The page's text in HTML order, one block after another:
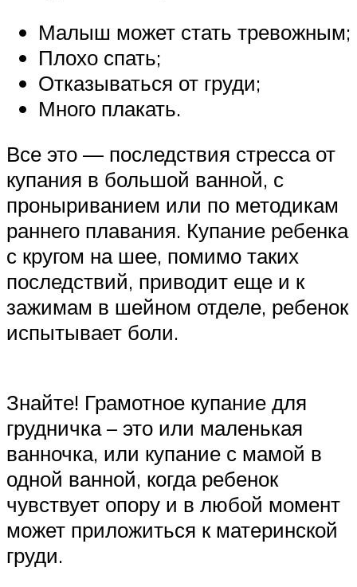
Малыш может стать тревожным;
Плохо спать;
Отказываться от груди;
Много плакать.
Все это — последствия стресса от
купания в большой ванной, с
проныриванием или по методикам
раннего плавания. Купание ребенка
с кругом на шее, помимо таких
последствий, приводит еще и к
зажимам в шейном отделе, ребенок
испытывает боли.
Знайте! Грамотное купание для
грудничка – это или маленькая
ванночка, или купание с мамой в
одной ванной, когда ребенок
чувствует опору и в любой момент
может приложиться к материнской
груди.